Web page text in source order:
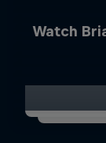
Watch